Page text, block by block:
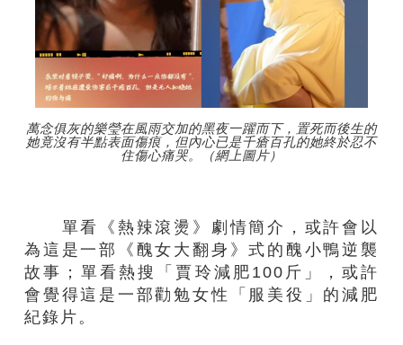
萬念俱灰的樂瑩在風雨交加的黑夜一躍而下，置死而後生的
她竟沒有半點表面傷痕，但內心已是千瘡百孔的她終於忍不
住傷心痛哭。（網上圖片）
單看《熱辣滾燙》劇情簡介，或許會以
為這是一部《醜女大翻身》式的醜小鴨逆襲
故事；單看熱搜「賈玲減肥100斤」，或許
會覺得這是一部勸勉女性「服美役」的減肥
紀錄片。